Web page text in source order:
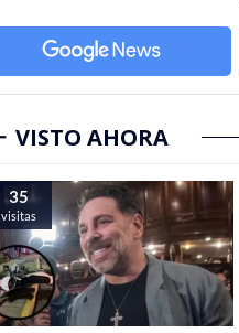
VISTO AHORA
35
visitas